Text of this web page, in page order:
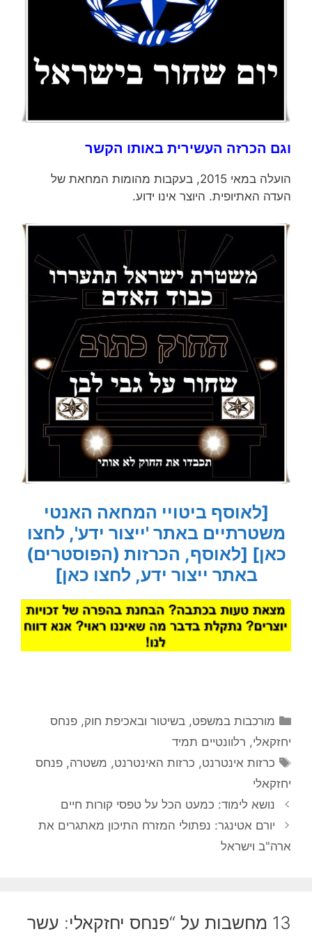
וגם הכרזה העשירית באותו הקשר
הועלה במאי 2015, בעקבות מהומות המחאת של
העדה האתיופית. היוצר אינו ידוע.
[לאוסף ביטויי המחאה האנטי
משטרתיים באתר 'ייצור ידע', לחצו
כאן] [לאוסף, הכרזות (הפוסטרים)
באתר ייצור ידע, לחצו כאן]
קטגוריות
מורכבות במשפט, בשיטור ובאכיפת חוק,פנחס
יחזקאלי, רלוונטיים תמיד
תגיות
כרזות אינטרנט, כרזות האינטרנט, משטרה,פנחס
יחזקאלי
נושא לימוד: כמעט הכל על טפסי קורות חיים
יורם אטינגר: נפתולי המזרח התיכון מאתגרים את
ארה"ב וישראל
13 מחשבות על “פנחס יחזקאלי: עשר